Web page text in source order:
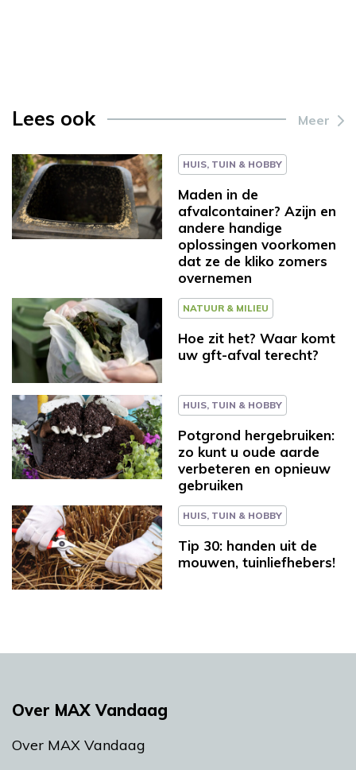
Lees ook Meer
HUIS, TUIN & HOBBY
Maden in de
afvalcontainer? Azijn en
andere handige
oplossingen voorkomen
dat ze de kliko zomers
overnemen
NATUUR & MILIEU
Hoe zit het? Waar komt
uw gft-afval terecht?
HUIS, TUIN & HOBBY
Potgrond hergebruiken:
zo kunt u oude aarde
verbeteren en opnieuw
gebruiken
HUIS, TUIN & HOBBY
Tip 30: handen uit de
mouwen, tuinliefhebers!
Over MAX Vandaag
Over MAX Vandaag